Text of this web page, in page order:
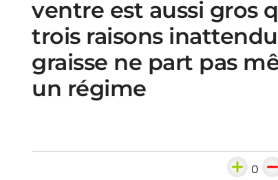
ventre est aussi gros
trois raisons
graisse ne part pas
un régime
0